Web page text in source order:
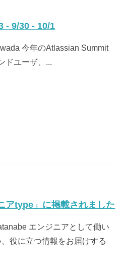
- 9/30 - 10/1
今年のAtlassian Summit
ドユーザ、...
アtype」に掲載されました
エンジニアとして働い
役に立つ情報をお届けする